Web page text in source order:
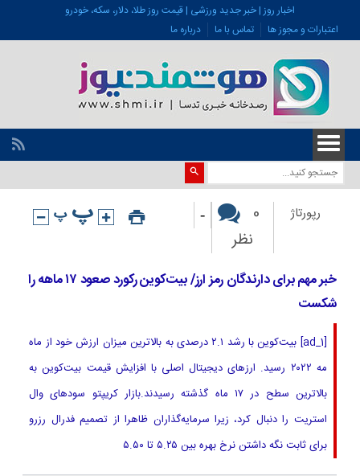
اخبار روز | خبر جدید ورزشی | قیمت روز طلا، دلار، سکه، خودرو
اعتبارات و مجوز ها
تماس با ما درباره ما
رپورتاژ
0
نظر
-
خبر مهم برای دارندگان رمز ارز/ بیت‌کوین رکورد صعود ۱۷ ماهه را
شکست
[ad_1] بیت‌کوین با رشد ۲.۱ درصدی به بالاترین میزان ارزش خود از ماه
مه ۲۰۲۲ رسید. ارزهای دیجیتال اصلی با افزایش قیمت بیت‌کوین به
بالاترین سطح در ۱۷ ماه گذشته رسیدند.بازار کریپتو سودهای وال
استریت را دنبال کرد، زیرا سرمایه‌گذاران ظاهرا از تصمیم فدرال رزرو
برای ثابت نگه داشتن نرخ بهره بین ۵.۲۵ تا ۵.۵۰